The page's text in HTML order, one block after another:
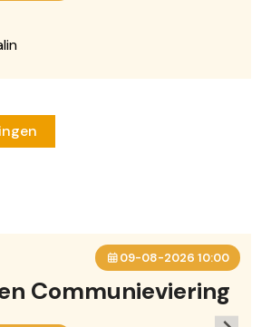
09-08-2026 10:00
Communieviering